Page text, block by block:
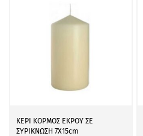
ΚΕΡΙ ΚΟΡΜΟΣ ΕΚΡΟΥ ΣΕ
ΣΥΡΙΚΝΩΣΗ 7Χ15cm